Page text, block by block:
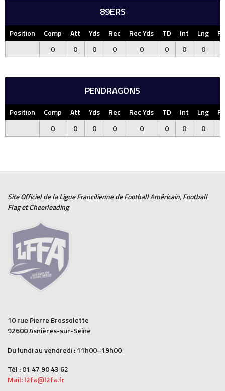
89ERS
Position Comp Att Yds Rec Rec Yds TD Int Lng
0
0 0 0 0 0 0 0
PENDRAGONS
Position Comp Att Yds Rec Rec Yds TD Int Lng
0
0 0 0 0 0 0 0
Site Officiel de la Ligue Francilienne deFootball Américain,Football
FlagetCheerleading
10 rue Pierre Brossolette
92600 Asnières-sur-Seine
Du lundi au vendredi : 11h00–19h00
Tél : 01 47 90 43 62
Mail: l2fa@l2fa.fr